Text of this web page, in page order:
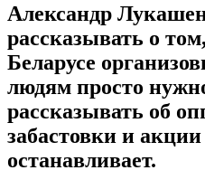
Александр
рассказывать о
Беларусе
людям просто
рассказывать об
забастовки и акции
останавливает.